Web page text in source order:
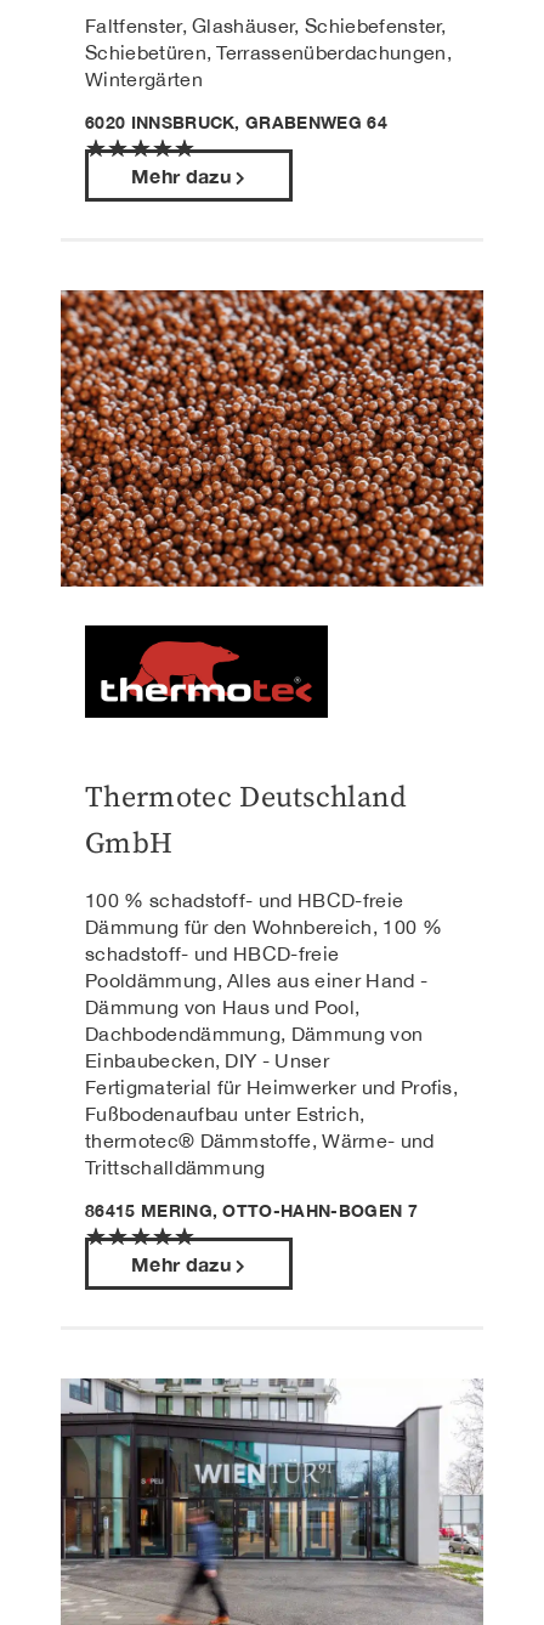
Faltfenster, Glashäuser, Schiebefenster,
Schiebetüren, Terrassenüberdachungen,
Wintergärten
6020 INNSBRUCK, GRABENWEG 64
★★★★★
Mehr dazu
Thermotec Deutschland
GmbH
100 % schadstoff- und HBCD-freie
Dämmung für den Wohnbereich, 100 %
schadstoff- und HBCD-freie
Pooldämmung, Alles aus einer Hand -
Dämmung von Haus und Pool,
Dachbodendämmung, Dämmung von
Einbaubecken, DIY - Unser
Fertigmaterial für Heimwerker und Profis,
Fußbodenaufbau unter Estrich,
thermotec® Dämmstoffe, Wärme- und
Trittschalldämmung
86415 MERING, OTTO-HAHN-BOGEN 7
★★★★★
Mehr dazu